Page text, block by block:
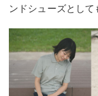
ンドシューズとして